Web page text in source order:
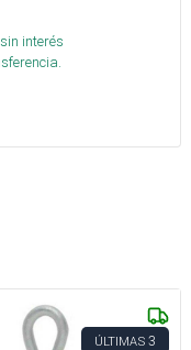
sin interés
ÚLTIMAS 3